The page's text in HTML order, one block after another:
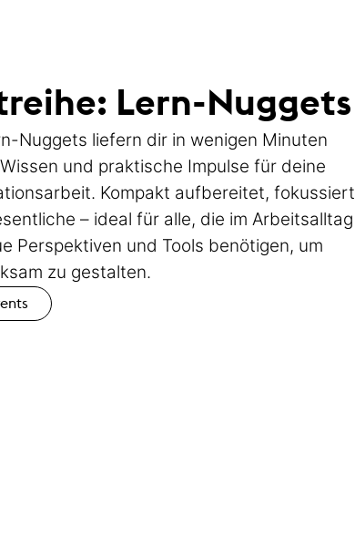
Lern-Nuggets
Nuggets liefern dir in wenigen Minuten
und praktische Impulse für deine
Kompakt aufbereitet, fokussiert
– ideal für alle, die im Arbeitsalltag
Perspektiven und Tools benötigen, um
zu gestalten.